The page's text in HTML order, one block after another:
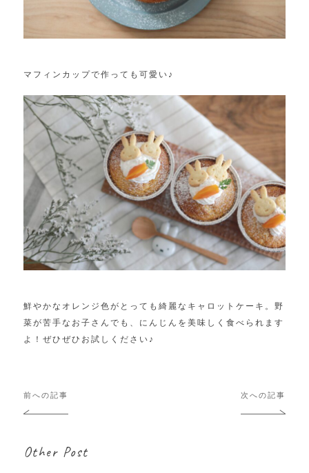
マフィンカップで作っても可愛い♪
鮮やかなオレンジ色がとっても綺麗なキャロットケーキ。野
菜が苦手なお子さんでも、にんじんを美味しく食べられます
よ！ぜひぜひお試しください♪
投
稿
ゲ
前への記事 次への記事
Other Post